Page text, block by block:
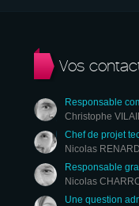
Vos
Responsable
Christophe
Chef de projet
Nicolas RENARD
Responsable
Nicolas
Une question